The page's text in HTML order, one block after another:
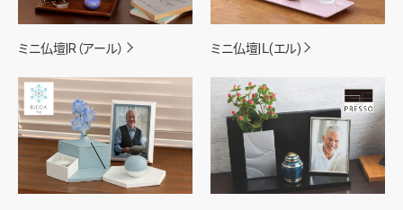
ミニ仏壇|R（アール） ミニ仏壇|Ｌ(エル)